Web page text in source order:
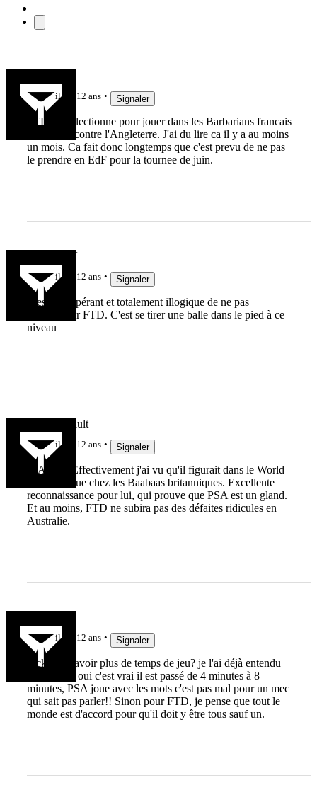
il y a 12 ans Signaler
FTD est selectionne pour jouer dans les Barbarians francais
le 1er juin contre l'Angleterre. J'ai du lire ca il y a au moins
un mois. Ca fait donc longtemps que c'est prevu de ne pas
le prendre en EdF pour la tournee de juin.
GollumXV
il y a 12 ans Signaler
C'est désespérant et totalement illogique de ne pas
sélectionner FTD. C'est se tirer une balle dans le pied à ce
niveau
charlesjubault
il y a 12 ans Signaler
@Alsaco Effectivement j'ai vu qu'il figurait dans le World
XV ainsi que chez les Baabaas britanniques. Excellente
reconnaissance pour lui, qui prouve que PSA est un gland.
Et au moins, FTD ne subira pas des défaites ridicules en
Australie.
il y a 12 ans Signaler
Fickou va avoir plus de temps de jeu? je l'ai déjà entendu
celle là! ah oui c'est vrai il est passé de 4 minutes à 8
minutes, PSA joue avec les mots c'est pas mal pour un mec
qui sait pas parler!! Sinon pour FTD, je pense que tout le
monde est d'accord pour qu'il doit y être tous sauf un.